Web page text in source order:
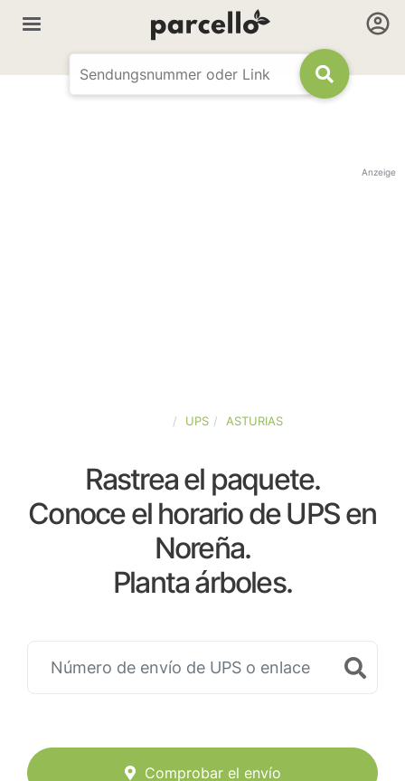
Anzeige
UPS ASTURIAS
Rastrea el paquete.
Conoce el horario de UPS en
Noreña.
Planta árboles.
Comprobar el envío